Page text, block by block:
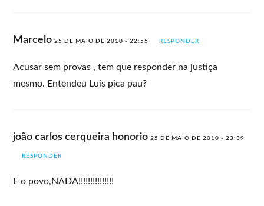
Marcelo25 DE MAIO DE 2010 - 22:55 RESPONDER
Acusar sem provas , tem que responder na justiça
mesmo. Entendeu Luis pica pau?
joão carlos cerqueira honorio25 DE MAIO DE 2010 - 23:39
RESPONDER
E o povo,NADA!!!!!!!!!!!!!!!